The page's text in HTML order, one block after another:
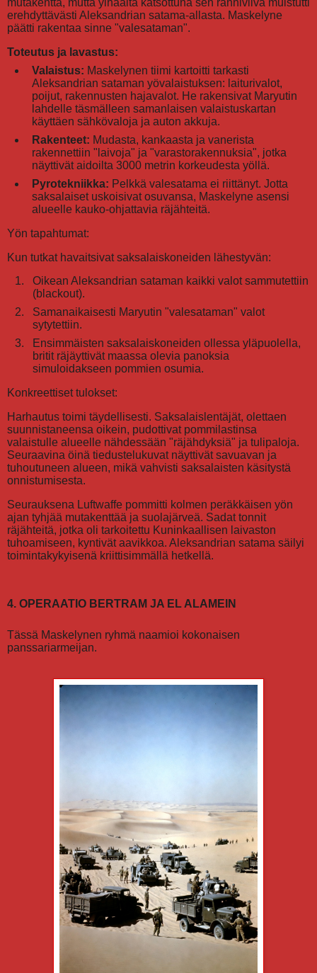
erehdyttävästi Aleksandrian satama-allasta. Maskelyne
päätti rakentaa sinne "valesataman".
Toteutus ja lavastus:
Valaistus: Maskelynen tiimi kartoitti tarkasti
Aleksandrian sataman yövalaistuksen: laiturivalot,
poijut, rakennusten hajavalot. He rakensivat Maryutin
lahdelle täsmälleen samanlaisen valaistuskartan
käyttäen sähkövaloja ja auton akkuja.
Rakenteet: Mudasta, kankaasta ja vanerista
rakennettiin "laivoja" ja "varastorakennuksia", jotka
näyttivät aidoilta 3000 metrin korkeudesta yöllä.
Pyrotekniikka: Pelkkä valesatama ei riittänyt. Jotta
saksalaiset uskoisivat osuvansa, Maskelyne asensi
alueelle kauko-ohjattavia räjähteitä.
Yön tapahtumat:
Kun tutkat havaitsivat saksalaiskoneiden lähestyvän:
Oikean Aleksandrian sataman kaikki valot sammutettiin
(blackout).
Samanaikaisesti Maryutin "valesataman" valot
sytytettiin.
Ensimmäisten saksalaiskoneiden ollessa yläpuolella,
britit räjäyttivät maassa olevia panoksia
simuloidakseen pommien osumia.
Konkreettiset tulokset:
Harhautus toimi täydellisesti. Saksalaislentäjät, olettaen
suunnistaneensa oikein, pudottivat pommilastinsa
valaistulle alueelle nähdessään "räjähdyksiä" ja tulipaloja.
Seuraavina öinä tiedustelukuvat näyttivät savuavan ja
tuhoutuneen alueen, mikä vahvisti saksalaisten käsitystä
onnistumisesta.
Seurauksena Luftwaffe pommitti kolmen peräkkäisen yön
ajan tyhjää mutakenttää ja suolajärveä. Sadat tonnit
räjähteitä, jotka oli tarkoitettu Kuninkaallisen laivaston
tuhoamiseen, kyntivät aavikkoa. Aleksandrian satama säilyi
toimintakykyisenä kriittisimmällä hetkellä.
4. OPERAATIO BERTRAM JA EL ALAMEIN
Tässä Maskelynen ryhmä naamioi kokonaisen
panssariarmeijan.